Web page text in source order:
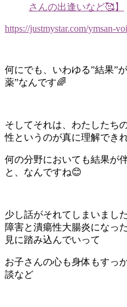
さんの出逢いなど🥰】
https://justmystar.com/ymsan-
何にでも、いわゆる”結果”
薬”なんです🌈
そしてそれは、わたしたち
性というのが真に理解でき
何の分野においても結果が
と、なんですね😊
少し話がそれてしまいまし
障害と潰瘍性大腸炎になっ
見に踏み込んでいって
お子さんの心も身体もすっ
談など